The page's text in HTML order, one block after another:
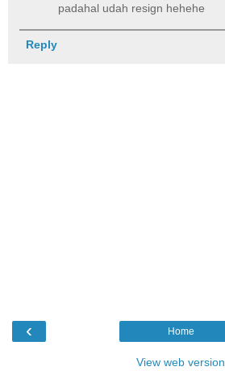
padahal udah resign hehehe
Reply
‹ Home
View web version